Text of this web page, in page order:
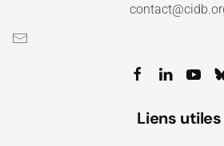
Liens utiles